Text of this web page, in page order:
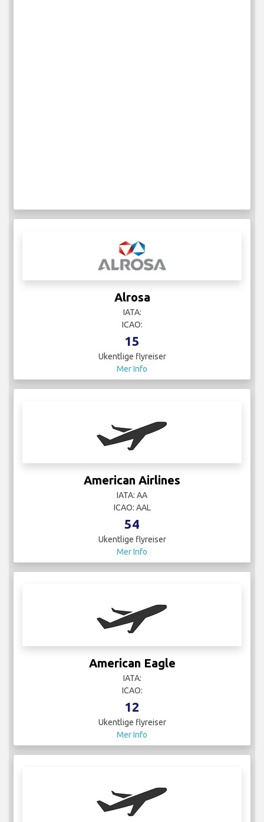
Alrosa
IATA:
ICAO:
15
Ukentlige flyreiser
Mer Info
American Airlines
IATA: AA
ICAO: AAL
54
Ukentlige flyreiser
Mer Info
American Eagle
IATA:
12
Ukentlige flyreiser
Mer Info
Apex Logistics